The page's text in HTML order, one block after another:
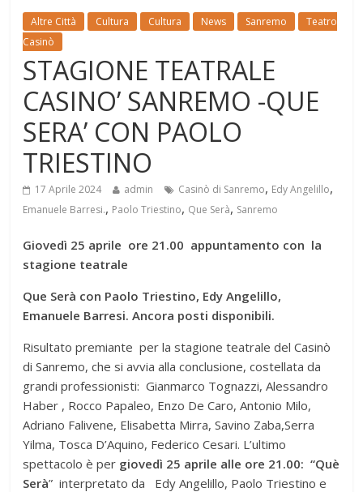
Altre Città Cultura Cultura News Sanremo
Teatro
Casinò
STAGIONE TEATRALE
CASINO’ SANREMO -QUE
SERA’ CON PAOLO
TRIESTINO
17 Aprile 2024 admin Casinò di Sanremo, Edy Angelillo,
Emanuele Barresi., Paolo Triestino, Que Serà, Sanremo
Giovedì 25 aprile ore 21.00 appuntamento con la
stagione teatrale
Que Serà con Paolo Triestino, Edy Angelillo,
Emanuele Barresi. Ancora posti disponibili.
Risultato premiante per la stagione teatrale del Casinò
di Sanremo, che si avvia alla conclusione, costellata da
grandi professionisti: Gianmarco Tognazzi, Alessandro
Haber , Rocco Papaleo, Enzo De Caro, Antonio Milo,
Adriano Falivene, Elisabetta Mirra, Savino Zaba,Serra
Yilma, Tosca D’Aquino, Federico Cesari. L’ultimo
spettacolo è per giovedì 25 aprile alle ore 21.00: “Què
Serà” interpretato da Edy Angelillo, Paolo Triestino e